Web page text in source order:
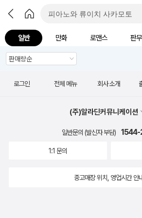
일반 만화 로맨스 판무
로그인 전체 메뉴 회사 소개
(주)알라딘커뮤니케이션
일반문의 (발신자 부담) 1544-
1:1 문의
중고매장 위치, 영업시간 안